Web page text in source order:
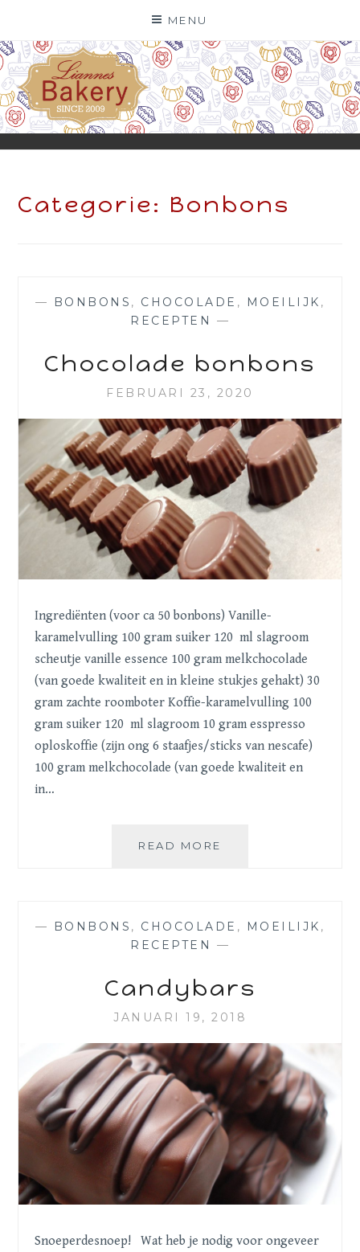
content
MENU
Categorie: Bonbons
— BONBONS , CHOCOLADE , MOEILIJK ,
RECEPTEN
—
Chocolade bonbons
FEBRUARI 23, 2020
Ingrediënten (voor ca 50 bonbons) Vanille-
karamelvulling 100 gram suiker 120 ml slagroom
scheutje vanille essence 100 gram melkchocolade
(van goede kwaliteit en in kleine stukjes gehakt) 30
gram zachte roomboter Koffie-karamelvulling 100
gram suiker 120 ml slagroom 10 gram esspresso
oploskoffie (zijn ong 6 staafjes/sticks van nescafe)
100 gram melkchocolade (van goede kwaliteit en
in…
READ MORE
— BONBONS , CHOCOLADE , MOEILIJK ,
RECEPTEN
—
Candybars
JANUARI 19, 2018
Snoeperdesnoep! Wat heb je nodig voor ongeveer